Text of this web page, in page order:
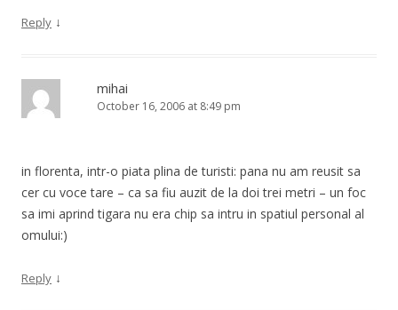
Reply ↓
mihai
October 16, 2006 at 8:49 pm
in florenta, intr-o piata plina de turisti: pana nu am reusit sa
cer cu voce tare – ca sa fiu auzit de la doi trei metri – un foc
sa imi aprind tigara nu era chip sa intru in spatiul personal al
omului:)
Reply ↓